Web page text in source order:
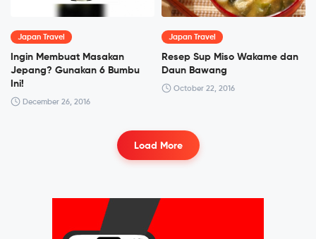
Japan Travel
Ingin Membuat Masakan
Jepang? Gunakan 6 Bumbu
Ini!
December 26, 2016
Japan Travel
Resep Sup Miso Wakame dan
Daun Bawang
October 22, 2016
Load More